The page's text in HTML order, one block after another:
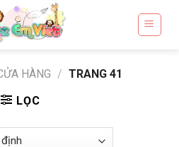
HÀNG / TRANG 41
LỌC